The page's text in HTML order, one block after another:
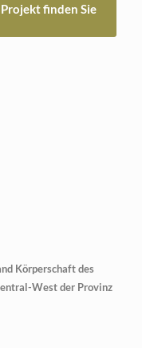
finden Sie
Körperschaft des
West der Provinz